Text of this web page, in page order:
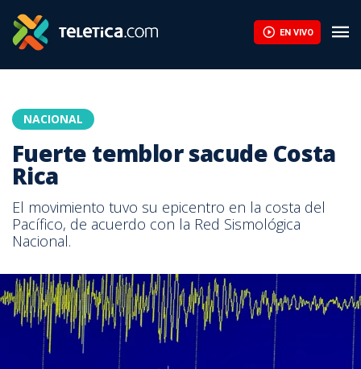
EN VIVO
NACIONAL
Fuerte temblor sacude Costa
Rica
El movimiento tuvo su epicentro en la costa del
Pacífico, de acuerdo con la Red Sismológica
Nacional.